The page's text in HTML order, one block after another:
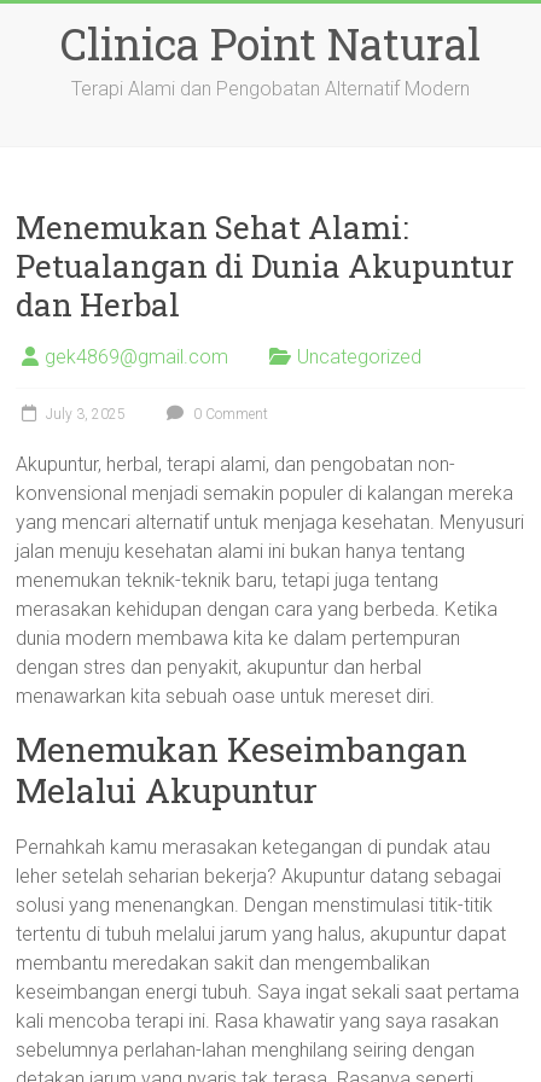
contentClinica Point Natural
Terapi Alami dan Pengobatan Alternatif Modern
Menemukan Sehat Alami:
Petualangan di Dunia Akupuntur
dan Herbal
gek4869@gmail.com Uncategorized
July 3, 2025 0 Comment
Akupuntur, herbal, terapi alami, dan pengobatan non-
konvensional menjadi semakin populer di kalangan mereka
yang mencari alternatif untuk menjaga kesehatan. Menyusuri
jalan menuju kesehatan alami ini bukan hanya tentang
menemukan teknik-teknik baru, tetapi juga tentang
merasakan kehidupan dengan cara yang berbeda. Ketika
dunia modern membawa kita ke dalam pertempuran
dengan stres dan penyakit, akupuntur dan herbal
menawarkan kita sebuah oase untuk mereset diri.
Menemukan Keseimbangan
Melalui Akupuntur
Pernahkah kamu merasakan ketegangan di pundak atau
leher setelah seharian bekerja? Akupuntur datang sebagai
solusi yang menenangkan. Dengan menstimulasi titik-titik
tertentu di tubuh melalui jarum yang halus, akupuntur dapat
membantu meredakan sakit dan mengembalikan
keseimbangan energi tubuh. Saya ingat sekali saat pertama
kali mencoba terapi ini. Rasa khawatir yang saya rasakan
sebelumnya perlahan-lahan menghilang seiring dengan